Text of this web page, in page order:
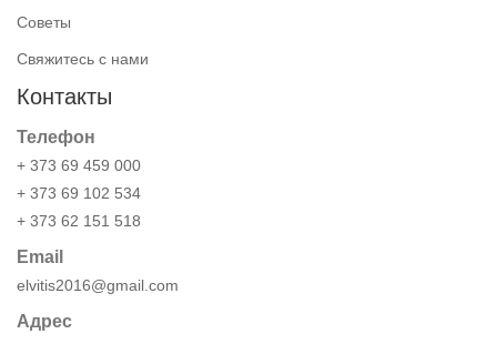
Советы
Свяжитесь с нами
Контакты
Телефон
+ 373 69 459 000
+ 373 69 102 534
+ 373 62 151 518
Email
elvitis2016@gmail.com
Адрес